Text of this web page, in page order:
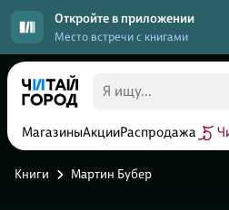
Откройте в приложении
Место встречи с книгами
МагазиныАкцииРаспродажа
Книги Мартин Бубер